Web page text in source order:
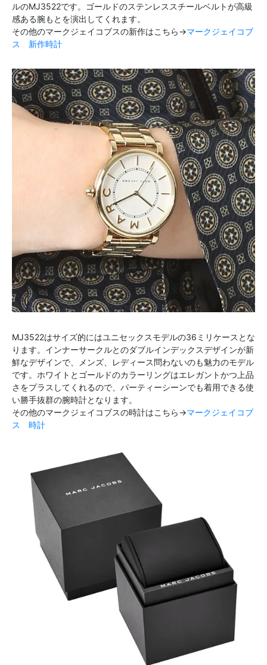
ルのMJ3522です。ゴールドのステンレススチールベルトが高級
感ある腕もとを演出してくれます。
その他のマークジェイコブスの新作はこちら→マークジェイコブ
ス 新作時計
MJ3522はサイズ的にはユニセックスモデルの36ミリケースとな
ります。インナーサークルとのダブルインデックスデザインが新
鮮なデザインで、メンズ、レディース問わないのも魅力のモデル
です。ホワイトとゴールドのカラーリングはエレガントかつ上品
さをプラスしてくれるので、パーティーシーンでも着用できる使
い勝手抜群の腕時計となります。
その他のマークジェイコブスの時計はこちら→マークジェイコブ
ス 時計